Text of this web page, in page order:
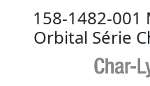
158-1482-
Orbital Série